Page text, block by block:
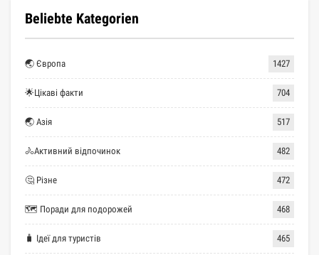
Beliebte Kategorien
🌏 Європа 1427
🌟Цікаві факти 704
🌏 Азія 517
🚴Активний відпочинок 482
🤔 Різне 472
🗺 Поради для подорожей 468
🧳 Ідеї для туристів 465